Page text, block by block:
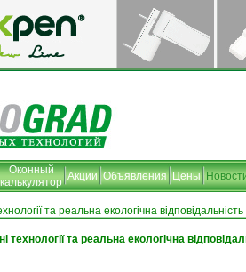
Оконный
калькулятор Акции Объявления Цены
та реальна екологічна відповідальність
технології та реальна екологічна